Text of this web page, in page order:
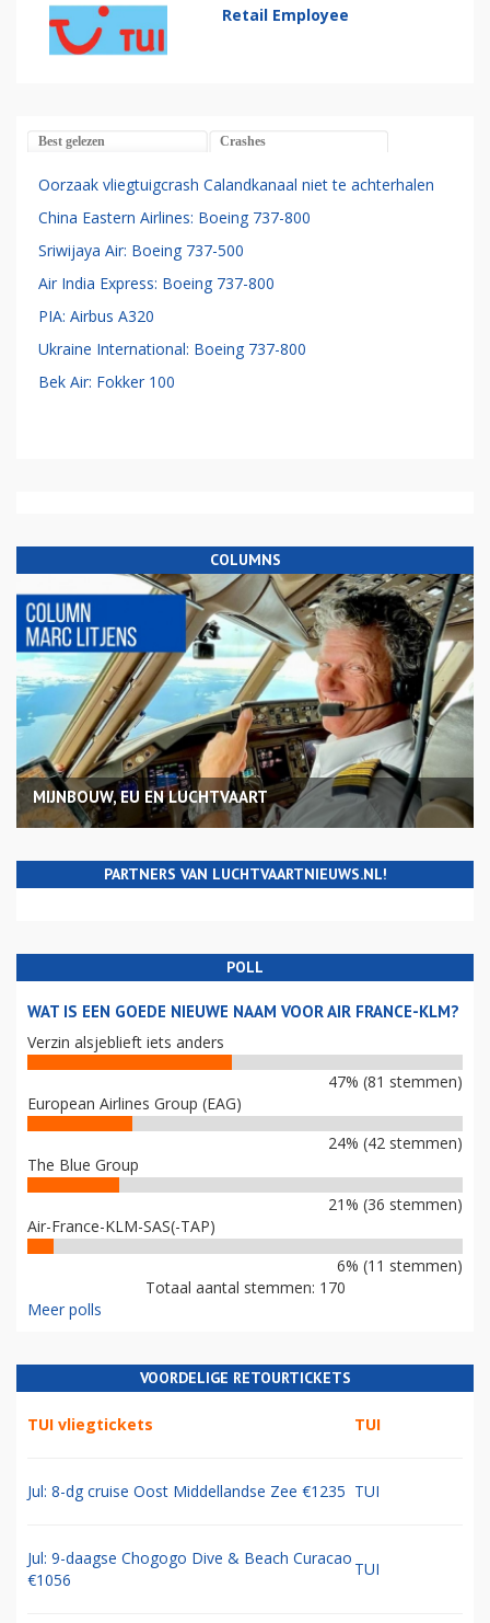
Retail Employee
Best gelezen Crashes
Oorzaak vliegtuigcrash Calandkanaal niet te achterhalen
China Eastern Airlines: Boeing 737-800
Sriwijaya Air: Boeing 737-500
Air India Express: Boeing 737-800
PIA: Airbus A320
Ukraine International: Boeing 737-800
Bek Air: Fokker 100
COLUMNS
MIJNBOUW, EU EN LUCHTVAART
PARTNERS VAN LUCHTVAARTNIEUWS.NL!
POLL
WAT IS EEN GOEDE NIEUWE NAAM VOOR AIR FRANCE-KLM?
Verzin alsjeblieft iets anders
47% (81 stemmen)
European Airlines Group (EAG)
24% (42 stemmen)
The Blue Group
21% (36 stemmen)
Air-France-KLM-SAS(-TAP)
6% (11 stemmen)
Totaal aantal stemmen: 170
Meer polls
VOORDELIGE RETOURTICKETS
TUI vliegtickets TUI
Jul: 8-dg cruise Oost Middellandse Zee €1235 TUI
Jul: 9-daagse Chogogo Dive & Beach Curacao
€1056
TUI